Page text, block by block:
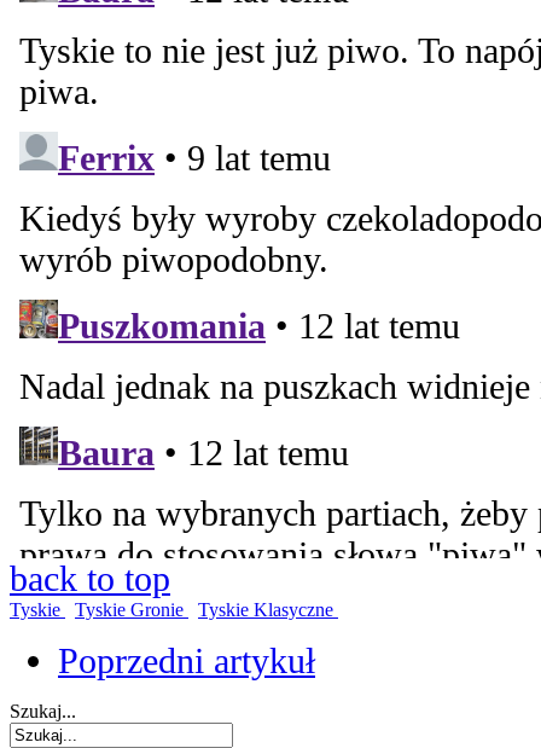
back to top
Tyskie Tyskie Gronie Tyskie Klasyczne
Poprzedni artykuł
Szukaj...